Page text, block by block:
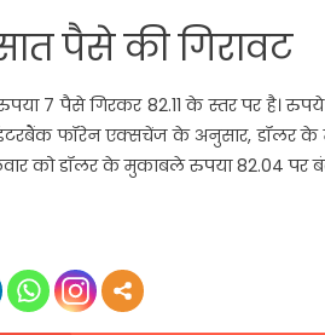
पैसे की गिरावट
7 पैसे गिरकर 82.11 के स्तर पर है।
इंटरबैंक फॉरेन एक्सचेंज के अनुसार, डॉलर के
को डॉलर के मुकाबले रुपया 82.04 पर